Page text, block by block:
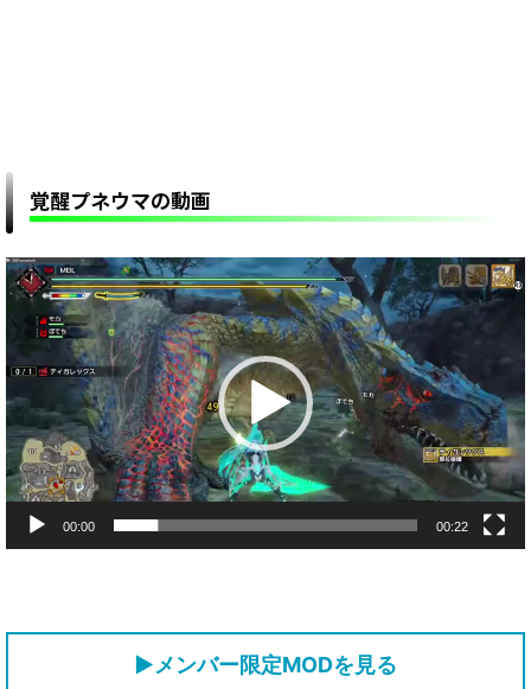
覚醒プネウマの動画
動
画
レ
ー
ヤ
ー
00:00 00:22
▶メンバー限定MODを見る